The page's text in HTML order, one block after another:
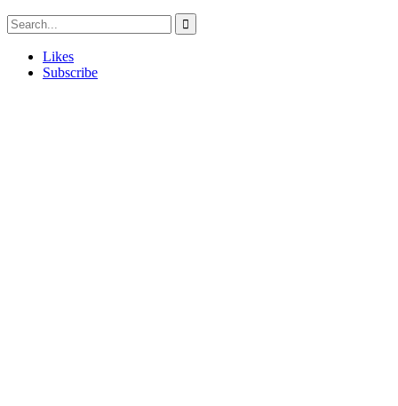
Likes
Subscribe